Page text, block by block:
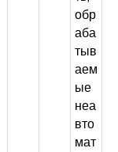
обр
аба
тыв
аем
ые
неа
вто
мат